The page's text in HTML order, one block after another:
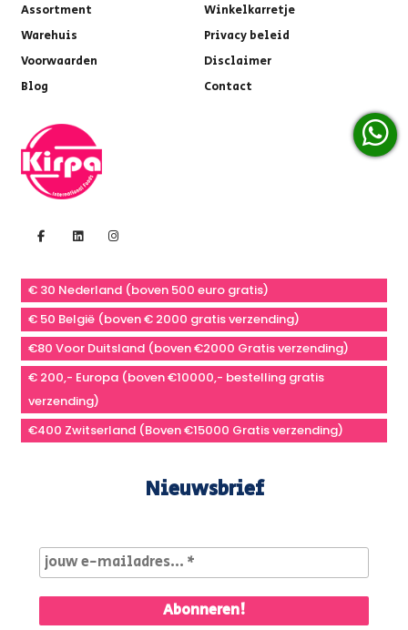
Assortment
Winkelkarretje
Warehuis
Privacy beleid
Voorwaarden
Disclaimer
Blog
Contact
€ 30 Nederland (boven 500 euro gratis)
€ 50 België (boven € 2000 gratis verzending)
€80 Voor Duitsland (boven €2000 Gratis verzending)
€ 200,- Europa (boven €10000,- bestelling gratis
verzending)
€400 Zwitserland (Boven €15000 Gratis verzending)
Nieuwsbrief